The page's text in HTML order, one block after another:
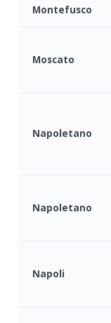
Montefusco
Moscato
Napoletano
Napoletano
Napoli